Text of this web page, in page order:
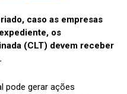
caso as empresas
os
(CLT) devem receber
pode gerar ações